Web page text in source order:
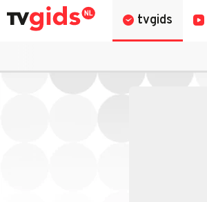
tvgids